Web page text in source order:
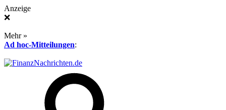
Anzeige
❌
Mehr »
Ad hoc-Mitteilungen: